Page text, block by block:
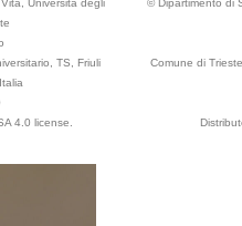
Università degli
TS, Friuli
4.0 license.
© Dipartimento di
Comune di